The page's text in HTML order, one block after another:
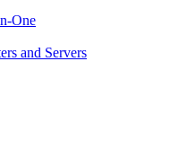
One
and Servers